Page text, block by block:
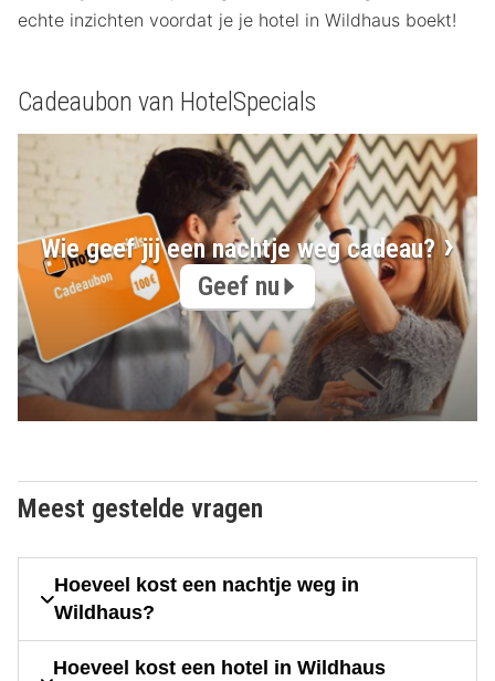
echte inzichten voordat je je hotel in Wildhaus boekt!
Cadeaubon van HotelSpecials
Wie geef jij een nachtje weg cadeau?
Geef nu
Meest gestelde vragen
Hoeveel kost een nachtje weg in
Wildhaus?
Hoeveel kost een hotel in Wildhaus